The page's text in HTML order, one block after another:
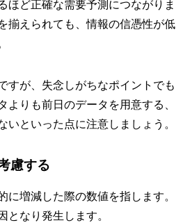
ほど正確な需要予測につながりま
揃えられても、情報の信憑性が低
すが、失念しがちなポイントでも
よりも前日のデータを用意する、
いといった点に注意しましょう。
慮する
に増減した際の数値を指します。
となり発生します。